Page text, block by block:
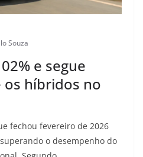
Souza
e segue
híbridos no
fechou fevereiro de 2026
o desempenho do